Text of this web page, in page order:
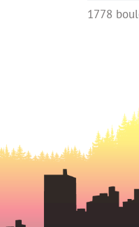
1778